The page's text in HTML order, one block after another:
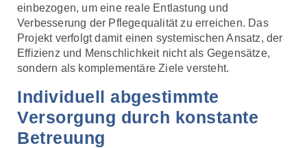
einbezogen, um eine reale Entlastung und
Verbesserung der Pflegequalität zu erreichen. Das
Projekt verfolgt damit einen systemischen Ansatz, der
Effizienz und Menschlichkeit nicht als Gegensätze,
sondern als komplementäre Ziele versteht.
Individuell abgestimmte
Versorgung durch konstante
Betreuung